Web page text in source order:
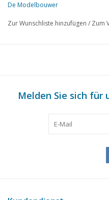
De Modelbouwer
Zur Wunschliste hinzufügen / Zum
Melden Sie sich für